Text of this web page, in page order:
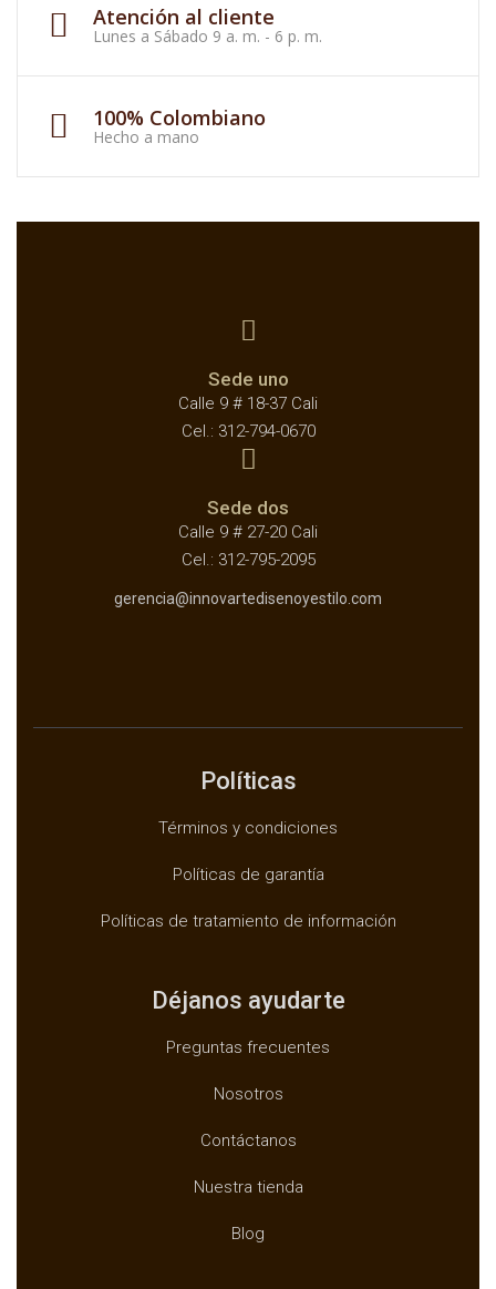
Atención al cliente
Lunes a Sábado 9 a. m. - 6 p. m.
100% Colombiano
Hecho a mano
Sede uno
Calle 9 # 18-37 Cali
Cel.: 312-794-0670
Sede dos
Calle 9 # 27-20 Cali
Cel.: 312-795-2095
gerencia@innovartedisenoyestilo.com
Políticas
Términos y condiciones
Políticas de garantía
Políticas de tratamiento de información
Déjanos ayudarte
Preguntas frecuentes
Nosotros
Contáctanos
Nuestra tienda
Blog